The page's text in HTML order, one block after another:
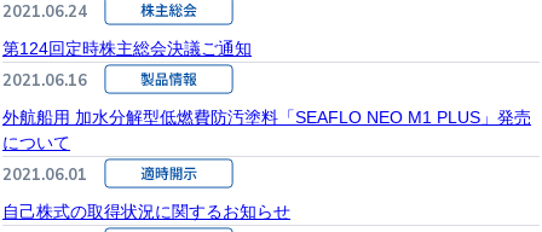
2021.06.24
第124回定時株主総会決議ご通知
2021.06.16
外航船用 加水分解型低燃費防汚塗料「SEAFLO NEO M1 PLUS」発売
について
2021.06.01
自己株式の取得状況に関するお知らせ